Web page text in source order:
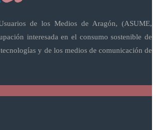
de los Medios de Aragón, (ASUME,
interesada en el consumo sostenible de
y de los medios de comunicación de